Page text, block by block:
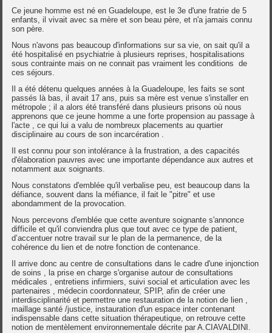
Ce jeune homme est né en Guadeloupe, est le 3e d'une fratrie de 5
enfants, il vivait avec sa mère et son beau père, et n'a jamais connu
son père.
Nous n'avons pas beaucoup d'informations sur sa vie, on sait qu'il a
été hospitalisé en psychiatrie à plusieurs reprises, hospitalisations
sous contrainte mais on ne connait pas vraiment les conditions de
ces séjours.
Il a été détenu quelques années à la Guadeloupe, les faits se sont
passés là bas, il avait 17 ans, puis sa mère est venue s'installer en
métropole ; il a alors été transféré dans plusieurs prisons où nous
apprenons que ce jeune homme a une forte propension au passage à
l'acte , ce qui lui a valu de nombreux placements au quartier
disciplinaire au cours de son incarcération .
Il est connu pour son intolérance à la frustration, a des capacités
d'élaboration pauvres avec une importante dépendance aux autres et
notamment aux soignants.
Nous constatons d'emblée qu'il verbalise peu, est beaucoup dans la
défiance, souvent dans la méfiance, il fait le "pitre" et use
abondamment de la provocation.
Nous percevons d'emblée que cette aventure soignante s'annonce
difficile et qu'il conviendra plus que tout avec ce type de patient,
d’accentuer notre travail sur le plan de la permanence, de la
cohérence du lien et de notre fonction de contenance.
Il arrive donc au centre de consultations dans le cadre d'une injonction
de soins , la prise en charge s'organise autour de consultations
médicales , entretiens infirmiers, suivi social et articulation avec les
partenaires , médecin coordonnateur, SPIP, afin de créer une
interdisciplinarité et permettre une restauration de la notion de lien ,
maillage santé /justice, instauration d'un espace inter contenant
indispensable dans cette situation thérapeutique, on retrouve cette
notion de mentèlement environnementale décrite par A.CIAVALDINI.